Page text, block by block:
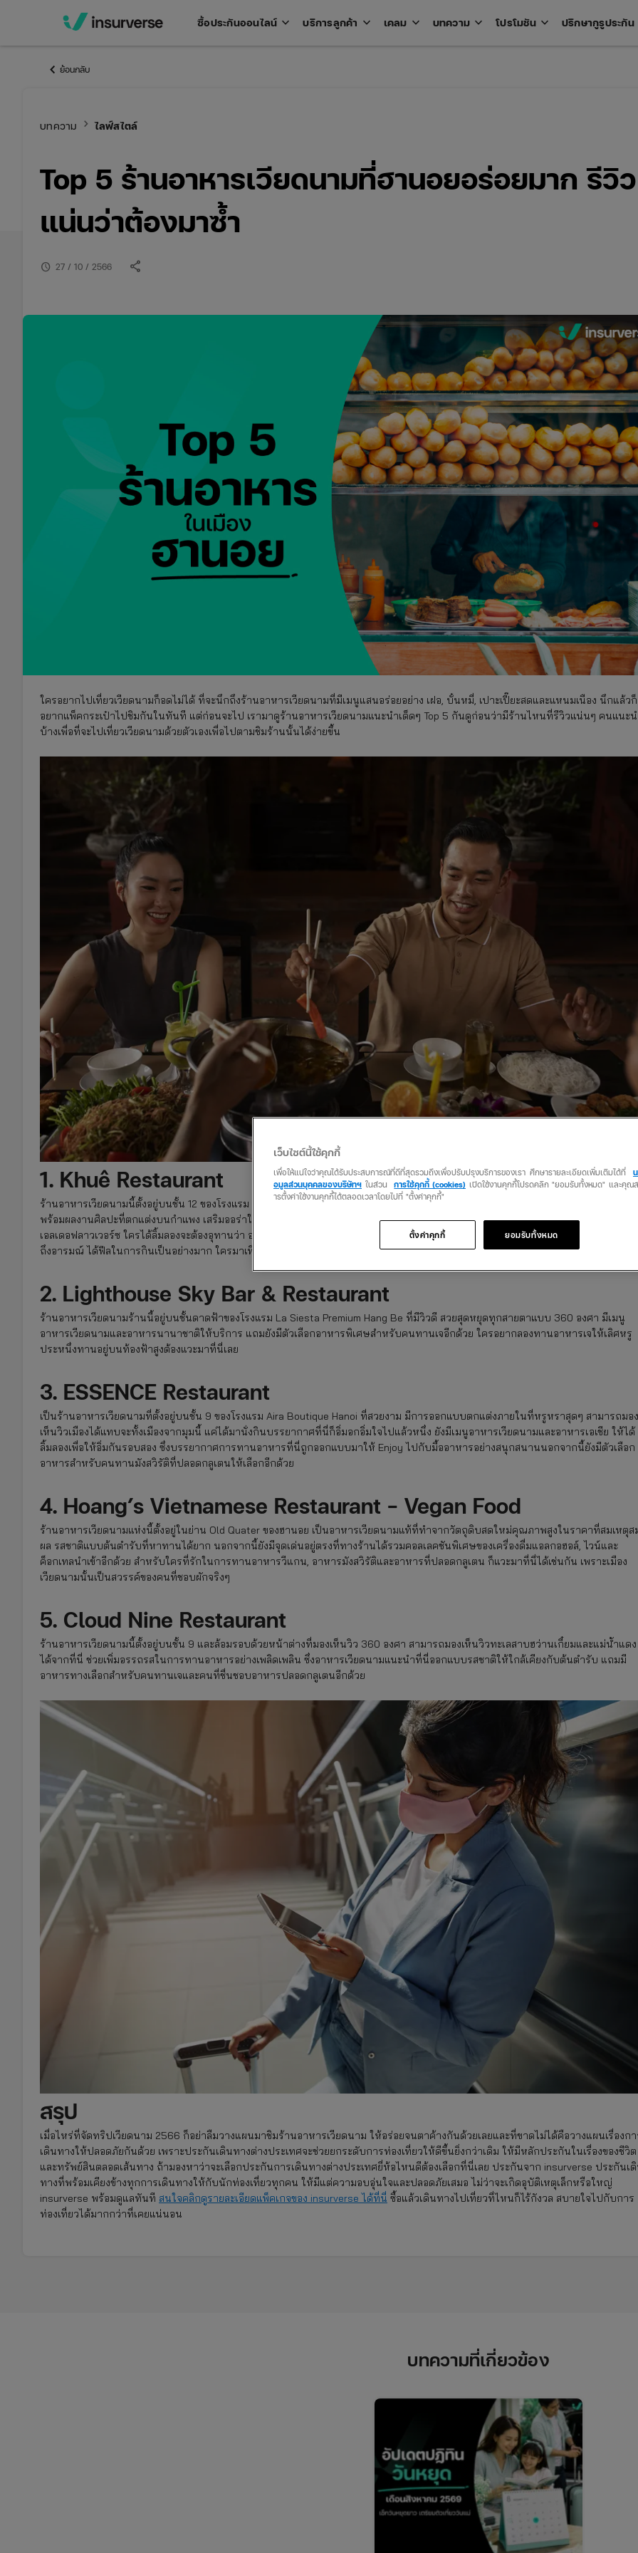
ซื้อประกันออนไลน์ keyboard_arrow_down Open
บริการลูกค้า keyboard_arrow_down Open
เคลม keyboard_arrow_down Open
บทความ keyboard_arrow_down Open
โปรโมชัน keyboard_arrow_down Open
ปรึกษากูรูประกัน
keyboard_arrow_left ย้อนกลับ
บทความ keyboard_arrow_right ไลฟ์สไตล์
Top 5 ร้านอาหารเวียดนามที่ฮานอยอร่อยมาก รีวิว
แน่นว่าต้องมาซ้ำ
schedule 27 / 10 / 2566 share
ใครอยากไปเที่ยวเวียดนามก็อดไม่ได้ ที่จะนึกถึงร้านอาหารเวียดนามที่มีเมนูแสนอร่อยอย่าง เฝอ, บั๋นหมี่, เปาะเปี๊ยะสดและแหนมเนือง นึกแล้วก็
อยากแพ็คกระเป๋าไปชิมกันในทันที แต่ก่อนจะไป เรามาดูร้านอาหารเวียดนามแนะนําเด็ดๆ Top 5 กันดูก่อนว่ามีร้านไหนที่รีวิวแน่นๆ คนแนะ
บ้างเพื่อที่จะไปเที่ยวเวียดนามด้วยตัวเองเพื่อไปตามชิมร้านนั้นได้ง่ายขึ้น
1. Khuê Restaurant
ร้านอาหารเวียดนามนี้ตั้งอยู่บนชั้น 12 ของโรงแรม Hanoi Le Jardin Hotel & Spa ภายในตกแต่งสไตล์โมเดิร์นแฝงความอบอุ่นด้วยโทนสีขาว
พร้อมผลงานศิลปะที่ตกแต่งบนกําแพง เสริมออร่าให้กับร้าน เมนูขึ้นชื่อ คือ Roasted Duck อกเป็ดย่างที่เสิร์ฟพร้อมซอสไวน์แดงและซอสดอก
เอลเดอฟลาวเวอร์ซ ใครได้ลิ้มลองจะต้องอุทานว่า อร่อยจัง นอกจากนี้ยังมี Salmon Paper Rolls หรือเปาะเปี๊ยะสดใส้แซลมอนรมควัน ที่หอมลึก
ถึงอารมณ์ ได้ฟีลในการกินเป็นอย่างมาก ใครมาเที่ยวเวียดนามต้องแวะมาร้านนี้ให้ได้
2. Lighthouse Sky Bar & Restaurant
ร้านอาหารเวียดนามร้านนี้อยู่บนชั้นดาดฟ้าของโรงแรม La Siesta Premium Hang Be ที่มีวิวดี สวยสุดหยุดทุกสายตาแบบ 360 องศา มีเมนู
อาหารเวียดนามและอาหารนานาชาติให้บริการ แถมยังมีตัวเลือกอาหารพิเศษสำหรับคนทานเจอีกด้วย ใครอยากลองทานอาหารเจให้เลิศหรู
ประหนึ่งทานอยู่บนท้องฟ้าสูงต้องแวะมาที่นี่เลย
3. ESSENCE Restaurant
เป็นร้านอาหารเวียดนามที่ตั้งอยู่บนชั้น 9 ของโรงแรม Aira Boutique Hanoi ที่สวยงาม มีการออกแบบตกแต่งภายในที่หรูหราสุดๆ สามารถมอง
เห็นวิวเมืองได้แทบจะทั้งเมืองจากมุมนี้ แค่ได้มานั่งกินบรรยากาศที่นี่ก็อิ่มอกอิ่มใจไปแล้วหนึ่ง ยังมีเมนูอาหารเวียดนามและอาหารเอเชีย ให้ได้
ลิ้มลองเพื่อให้อิ่มกันรอบสอง ซึ่งบรรยากาศการทานอาหารที่นี่ถูกออกแบบมาให้ Enjoy ไปกับมื้ออาหารอย่างสนุกสนานนอกจากนี้ยังมีตัวเลือก
อาหารสำหรับคนทานมังสวิรัติที่ปลอดกลูเตนให้เลือกอีกด้วย
4. Hoang’s Vietnamese Restaurant – Vegan Food
ร้านอาหารเวียดนามแห่งนี้ตั้งอยู่ในย่าน Old Quater ของฮานอย เป็นอาหารเวียดนามแท้ที่ทำจากวัตถุดิบสดใหม่คุณภาพสูงในราคาที่สมเหตุส
ผล รสชาติแบบต้นตำรับที่หาทานได้ยาก นอกจากนี้ยังมีจุดเด่นอยู่ตรงที่ทางร้านได้รวมคอลเลคชันพิเศษของเครื่องดื่มแอลกอฮอล์, ไวน์และ
ค็อกเทลนำเข้าอีกด้วย สำหรับใครที่รักในการทานอาหารวีแกน, อาหารมังสวิรัติและอาหารที่ปลอดกลูเตน ก็แวะมาที่นี่ได้เช่นกัน เพราะเมือง
เวียดนามนั้นเป็นสวรรค์ของคนที่ชอบผักจริงๆ
5. Cloud Nine Restaurant
ร้านอาหารเวียดนามนี้ตั้งอยู่บนชั้น 9 และล้อมรอบด้วยหน้าต่างที่มองเห็นวิว 360 องศา สามารถมองเห็นวิวทะเลสาบฮว่านเกี๋ยมและแม่น้ำแดง
ได้จากที่นี่ ช่วยเพิ่มอรรถรสในการทานอาหารอย่างเพลิดเพลิน ซึ่งอาหารเวียดนามแนะนำที่นี่ออกแบบรสชาติให้ใกล้เคียงกับต้นตำรับ แถมมี
อาหารทางเลือกสำหรับคนทานเจและคนที่ชื่นชอบอาหารปลอดกลูเตนอีกด้วย
สรุป
เมื่อไหร่ที่จัดทริปเวียดนาม 2566 ก็อย่าลืมวางแผนมาชิมร้านอาหารเวียดนาม ให้อร่อยจนตาค้างกันด้วยเลยและที่ขาดไม่ได้คือวางแผนเรื่องก
เดินทางให้ปลอดภัยกันด้วย เพราะประกันเดินทางต่างประเทศจะช่วยยกระดับการท่องเที่ยวให้ดีขึ้นยิ่งกว่าเดิม ให้มีหลักประกันในเรื่องของชีวิต
และทรัพย์สินตลอดเส้นทาง ถ้ามองหาว่าจะเลือกประกันการเดินทางต่างประเทศยี่ห้อไหนดีต้องเลือกที่นี่เลย ประกันจาก insurverse ประกันเ
ทางที่พร้อมเคียงข้างทุกการเดินทางให้กับนักท่องเที่ยวทุกคน ให้มีแต่ความอบอุ่นใจและปลอดภัยเสมอ ไม่ว่าจะเกิดอุบัติเหตุเล็กหรือใหญ่
insurverse พร้อมดูแลทันที สนใจคลิกดูรายละเอียดแพ็คเกจของ insurverse ได้ที่นี่ ซื้อแล้วเดินทางไปเที่ยวที่ไหนก็ไร้กังวล สบายใจไปกับการ
ท่องเที่ยวได้มากกว่าที่เคยแน่นอน
บทความที่เกี่ยวข้อง
เว็บไซต์นี้ใช้คุกกี้
เพื่อให้แน่ใจว่าคุณได้รับประสบการณ์ที่ดีที่สุดรวมถึงเพื่อปรับปรุงบริการของเรา ศึกษารายละเอียดเพิ่มเติมได้ที่
อมูลส่วนบุคคลของบริษัทฯ ในส่วน การใช้คุกกี้ (cookies) เปิดใช้งานคุกกี้โปรดคลิก "ยอมรับทั้งหมด" และคุณ
ารตั้งค่าใช้งานคุกกี้ได้ตลอดเวลาโดยไปที่ "ตั้งค่าคุกกี้"
ยอมรับทั้งหมด
ตั้งค่าคุกกี้